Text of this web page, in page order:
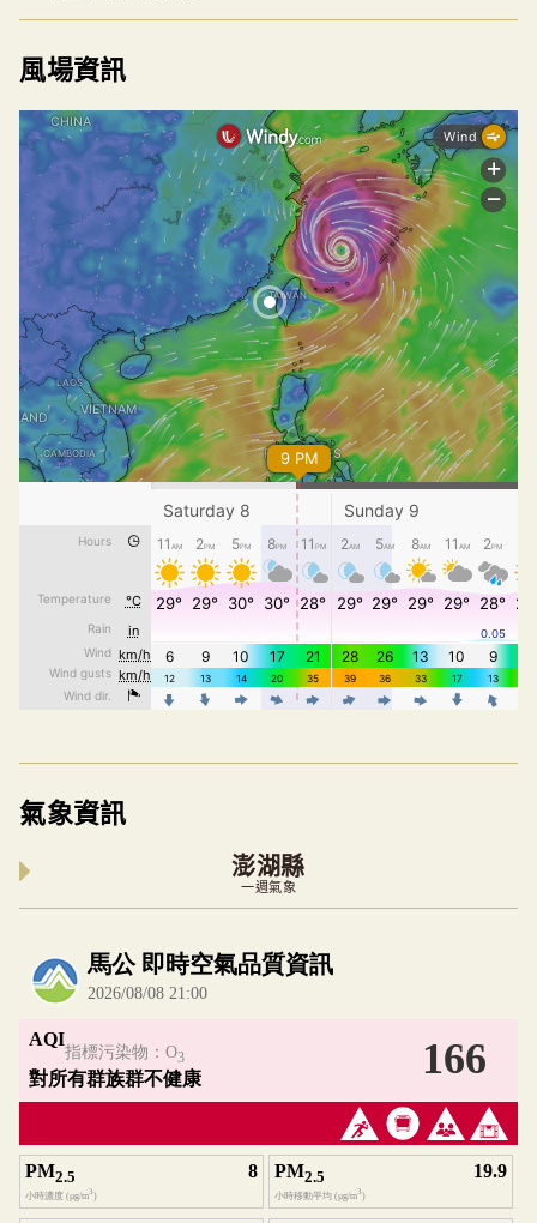
風場資訊
氣象資訊
澎湖縣
一週氣象
內嵌空氣品質小工具為視覺預覽，完整即時空